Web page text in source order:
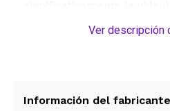
resistente a impactos y
OS-5M combina
Ver descripción
Información del fabricante